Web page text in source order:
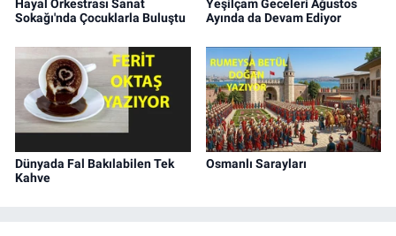
Hayal Orkestrası Sanat
Sokağı'nda Çocuklarla Buluştu
Yeşilçam Geceleri Ağustos
Ayında da Devam Ediyor
Dünyada Fal Bakılabilen Tek
Kahve
Osmanlı Sarayları